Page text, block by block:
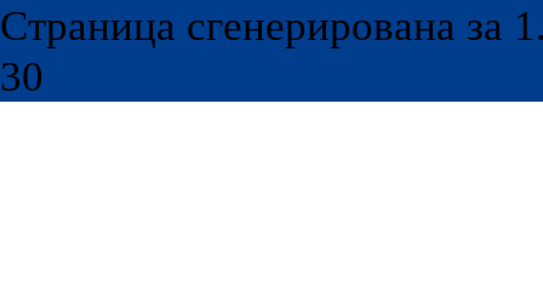
Страница сгенерирована за
30